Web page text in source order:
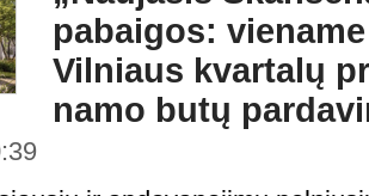
pabaigos:
Vilniaus kvartalų
namo butų